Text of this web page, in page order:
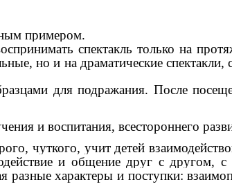
примером.
спектакль только на
но и на драматические
для подражания. После
и воспитания, всестороннего
чуткого, учит детей
и общение друг с другом,
разные характеры и поступки: